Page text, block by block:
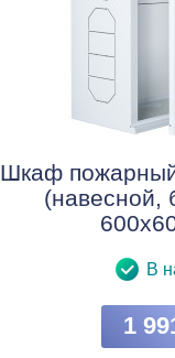
Шкаф
(навесной,
В
1